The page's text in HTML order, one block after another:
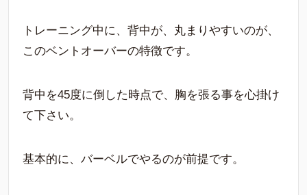
トレーニング中に、背中が、丸まりやすいのが、
このベントオーバーの特徴です。
背中を45度に倒した時点で、胸を張る事を心掛け
て下さい。
基本的に、バーベルでやるのが前提です。